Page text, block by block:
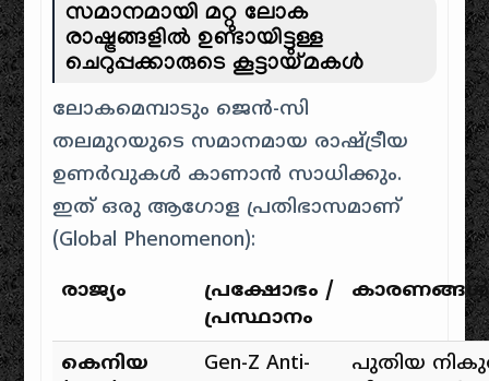
സമാനമായി മറ്റു ലോക
രാഷ്ട്രങ്ങളിൽ ഉണ്ടായിട്ടുള്ള
ചെറുപ്പക്കാരുടെ കൂട്ടായ്മകൾ
ലോകമെമ്പാടും ജെൻ-സി
തലമുറയുടെ സമാനമായ രാഷ്ട്രീയ
ഉണർവുകൾ കാണാൻ സാധിക്കും.
ഇത് ഒരു ആഗോള പ്രതിഭാസമാണ്
(Global Phenomenon):
രാജ്യം
പ്രക്ഷോഭം /
പ്രസ്ഥാനം
കാരണങ്ങൾ
കെനിയ
Gen-Z Anti-
പുതിയ